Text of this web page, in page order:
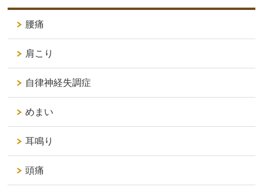
腰痛
肩こり
自律神経失調症
めまい
耳鳴り
頭痛